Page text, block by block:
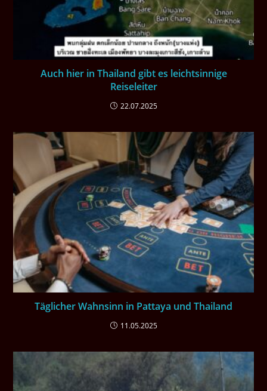
Auch hier in Thailand gibt es leichtsinnige
Reiseleiter
22.07.2025
Täglicher Wahnsinn in Pattaya und Thailand
11.05.2025